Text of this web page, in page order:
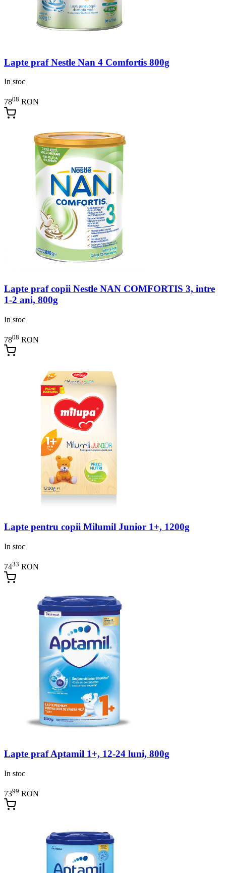
Lapte praf Nestle Nan 4 Comfortis 800g
In stoc
7808 RON
Lapte praf copii Nestle NAN COMFORTIS 3, intre
1-2 ani, 800g
In stoc
7808 RON
Lapte pentru copii Milumil Junior 1+, 1200g
In stoc
7433 RON
Lapte praf Aptamil 1+, 12-24 luni, 800g
In stoc
7399 RON